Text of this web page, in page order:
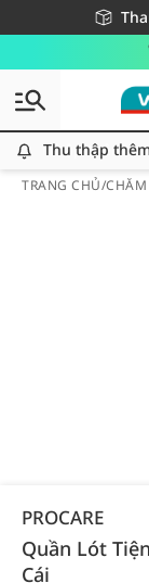
Miễn
Giao hàng
Thu thập
TRANG CHỦ/
PROCARE
Quần Lót
Cái